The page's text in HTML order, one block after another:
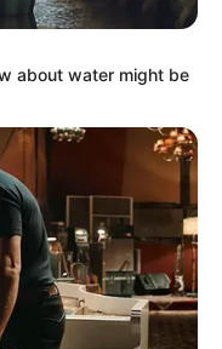
sin excusas: ley
derecho de los
de desalojo pone en
a abuelos en La
¿a dónde irán?
about water might be